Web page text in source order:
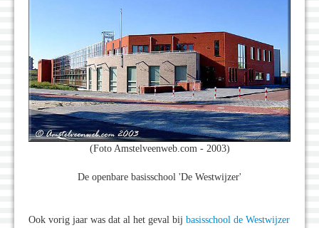
(Foto Amstelveenweb.com - 2003)
De openbare basisschool 'De Westwijzer'
Ook vorig jaar was dat al het geval bij basisschool de Westwijzer